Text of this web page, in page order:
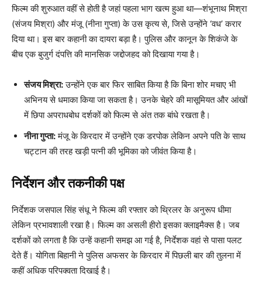
फिल्म की शुरुआत वहीं से होती है जहां पहला भाग खत्म हुआ था—शंभूनाथ मिश्रा
(संजय मिश्रा) और मंजू (नीना गुप्ता) के उस कृत्य से, जिसे उन्होंने ‘वध’ करार
दिया था। इस बार कहानी का दायरा बड़ा है। पुलिस और कानून के शिकंजे के
बीच एक बुजुर्ग दंपत्ति की मानसिक जद्दोजहद को दिखाया गया है।
संजय मिश्रा:उन्होंने एक बार फिर साबित किया है कि बिना शोर मचाए भी
अभिनय से धमाका किया जा सकता है। उनके चेहरे की मासूमियत और आंखों
में छिपा अपराधबोध दर्शकों को फिल्म से अंत तक बांधे रखता है।
नीना गुप्ता:मंजू के किरदार में उन्होंने एक डरपोक लेकिन अपने पति के साथ
चट्टान की तरह खड़ी पत्नी की भूमिका को जीवंत किया है।
निर्देशन और तकनीकी पक्ष
निर्देशक जसपाल सिंह संधू ने फिल्म की रफ्तार को थ्रिलर के अनुरूप धीमा
लेकिन प्रभावशाली रखा है। फिल्म का असली हीरो इसका क्लाइमैक्स है। जब
दर्शकों को लगता है कि उन्हें कहानी समझ आ गई है, निर्देशक वहां से पासा पलट
देते हैं। योगिता बिहानी ने पुलिस अफसर के किरदार में पिछली बार की तुलना में
कहीं अधिक परिपक्वता दिखाई है।